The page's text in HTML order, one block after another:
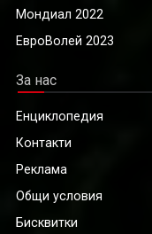
Мондиал 2022
ЕвроВолей 2023
За нас
Енциклопедия
Контакти
Реклама
Общи условия
Бисквитки